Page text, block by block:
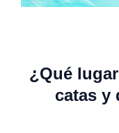
¿Qué
catas y